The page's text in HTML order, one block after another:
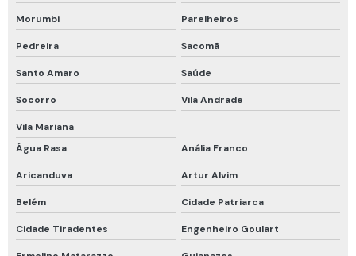
Talabarte de segurança com absorvedor de energia
Teste hidrostático cilindro de ar respirável
Trava quedas retrátil
Trava quedas retrátil 10m
Trava quedas retrátil 6 metros
Tubos colorimétricos
Morumbi Parelheiros
Pedreira Sacomã
Santo Amaro Saúde
Socorro Vila Andrade
Vila Mariana
Água Rasa
Anália Franco
Aricanduva Artur Alvim
Belém Cidade Patriarca
Cidade Tiradentes Engenheiro Goulart